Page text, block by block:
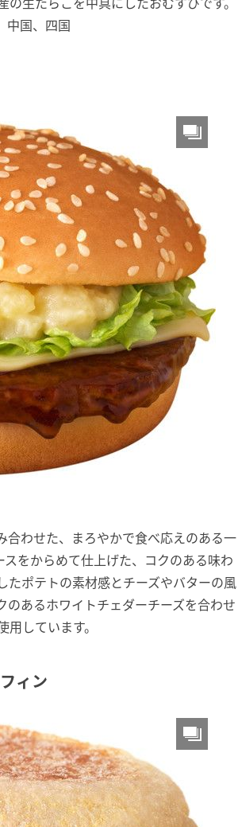
中国、四国
合わせた、まろやかで食べ応えのある一
をからめて仕上げた、コクのある味わ
たポテトの素材感とチーズやバターの風
あるホワイトチェダーチーズを合わせ
しています。
ィン